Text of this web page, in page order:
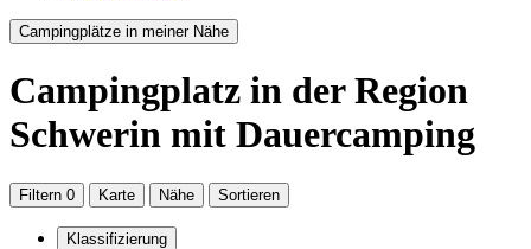
Campingplätze in meiner Nähe
Campingplatz in der Region
Schwerin mit Dauercamping
Filtern 0 Karte Nähe Sortieren
Klassifizierung